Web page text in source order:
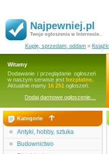
Najpewniej.pl
Twoje ogłoszenia w Internecie..
Kupię, sprzedam, oddam »
Witamy
Dodawanie i przeglądanie ogłoszeń
w naszym serwisie jest bezpłatne.
Aktualnie mamy 16 251 ogłoszeń.
Dodaj darmowe ogłoszenie…
Kategorie
Antyki, hobby, sztuka
Budownictwo